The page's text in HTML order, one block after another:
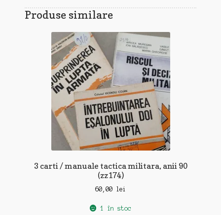
Produse similare
3 carti / manuale tactica militara, anii 90
(zz174)
60,00 lei
1 în stoc